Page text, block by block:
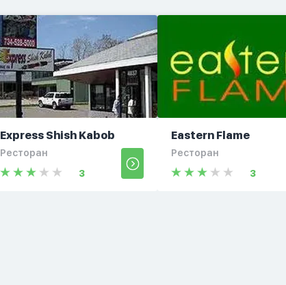
Express Shish Kabob
Ресторан
3
Eastern Flame
Ресторан
3